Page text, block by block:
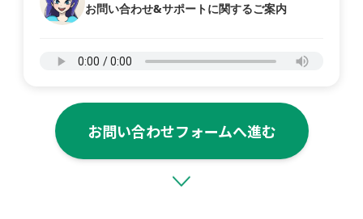
お問い合わせ&サポートに関するご案内
お問い合わせフォームへ進む